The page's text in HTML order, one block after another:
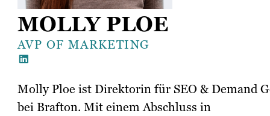
MOLLY PLOE
AVP OF MARKETING
Molly Ploe ist Direktorin für SEO & Demand
bei Brafton. Mit einem Abschluss in